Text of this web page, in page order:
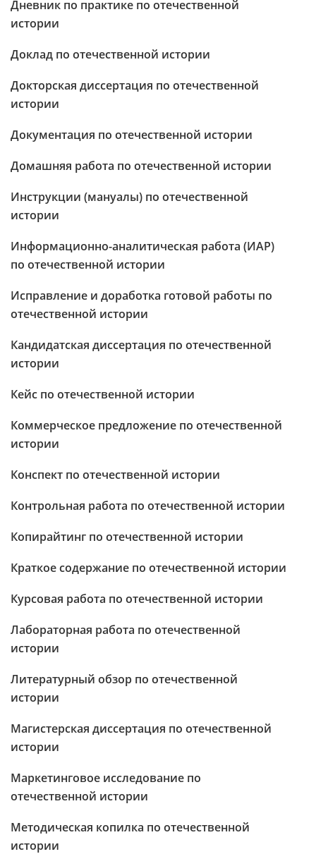
Дневник по практике по отечественной
истории
Доклад по отечественной истории
Докторская диссертация по отечественной
истории
Документация по отечественной истории
Домашняя работа по отечественной истории
Инструкции (мануалы) по отечественной
истории
Информационно-аналитическая работа (ИАР)
по отечественной истории
Исправление и доработка готовой работы по
отечественной истории
Кандидатская диссертация по отечественной
истории
Кейс по отечественной истории
Коммерческое предложение по отечественной
истории
Конспект по отечественной истории
Контрольная работа по отечественной истории
Копирайтинг по отечественной истории
Краткое содержание по отечественной истории
Курсовая работа по отечественной истории
Лабораторная работа по отечественной
истории
Литературный обзор по отечественной
истории
Магистерская диссертация по отечественной
истории
Маркетинговое исследование по
отечественной истории
Методическая копилка по отечественной
истории